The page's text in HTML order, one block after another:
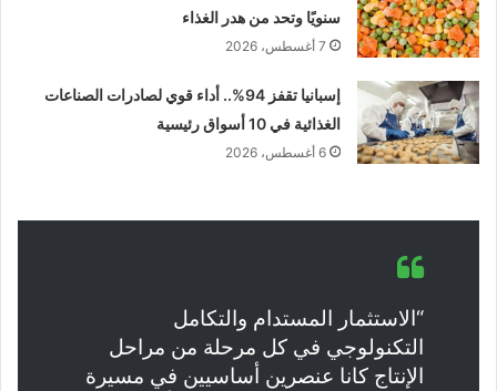
سنويًا وتحد من هدر الغذاء
7 أغسطس، 2026
إسبانيا تقفز 94%.. أداء قوي لصادرات الصناعات
الغذائية في 10 أسواق رئيسية
6 أغسطس، 2026
“الاستثمار المستدام والتكامل
التكنولوجي في كل مرحلة من مراحل
الإنتاج كانا عنصرين أساسيين في مسيرة